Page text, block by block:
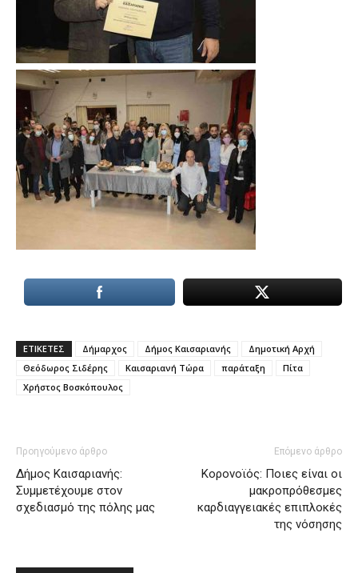
ΕΤΙΚΕΤΕΣ Δήμαρχος Δήμος Καισαριανής
Δημοτική Αρχή
Θεόδωρος Σιδέρης
Καισαριανή Τώρα παράταξη
Πίτα
Χρήστος Βοσκόπουλος
Προηγούμενο άρθρο
Δήμος Καισαριανής:
Συμμετέχουμε στον
σχεδιασμό της πόλης μας
Επόμενο άρθρο
Κορονοϊός: Ποιες είναι οι
μακροπρόθεσμες
καρδιαγγειακές επιπλοκές
της νόσησης